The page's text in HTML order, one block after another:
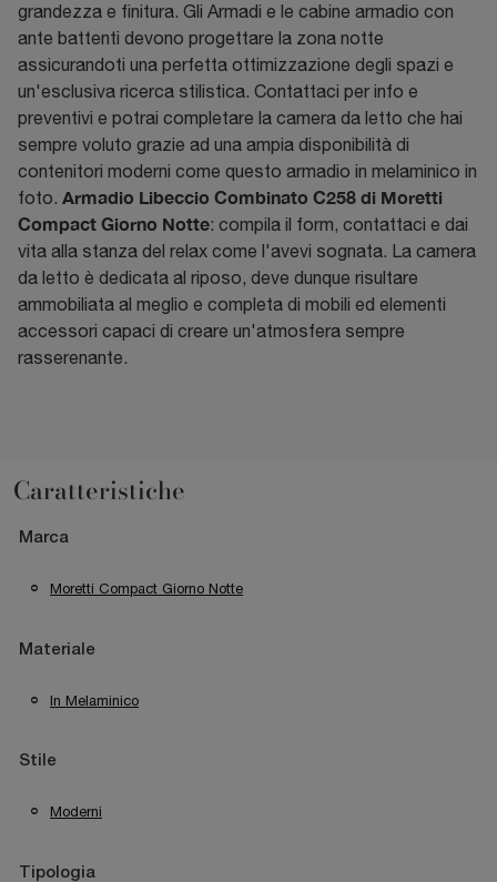
grandezza e finitura. Gli Armadi e le cabine armadio con
ante battenti devono progettare la zona notte
assicurandoti una perfetta ottimizzazione degli spazi e
un'esclusiva ricerca stilistica. Contattaci per info e
preventivi e potrai completare la camera da letto che hai
sempre voluto grazie ad una ampia disponibilità di
contenitori moderni come questo armadio in melaminico in
foto. Armadio Libeccio Combinato C258 di Moretti
Compact Giorno Notte: compila il form, contattaci e dai
vita alla stanza del relax come l'avevi sognata. La camera
da letto è dedicata al riposo, deve dunque risultare
ammobiliata al meglio e completa di mobili ed elementi
accessori capaci di creare un'atmosfera sempre
rasserenante.
Caratteristiche
Marca
Moretti Compact Giorno Notte
Materiale
In Melaminico
Stile
Moderni
Tipologia